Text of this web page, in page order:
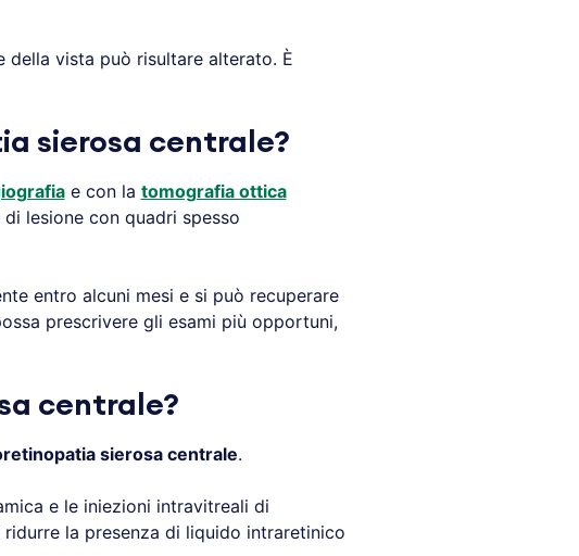
della vista può risultare alterato. È
sierosa centrale?
e con la tomografia ottica
lesione con quadri spesso
entro alcuni mesi e si può recuperare
prescrivere gli esami più opportuni,
centrale?
sierosa centrale.
e le iniezioni intravitreali di
ridurre la presenza di liquido intraretinico